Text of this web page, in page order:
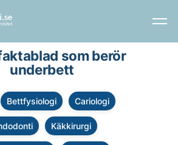
som berör
underbett
Bettfysiologi Cariologi
Käkkirurgi